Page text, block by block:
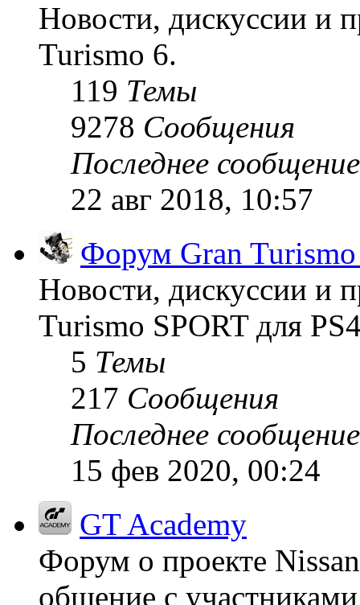
Новости, дискуссии и
Turismo 6.
119 Темы
9278 Сообщения
Последнее сообщение
22 авг 2018, 10:57
Форум Gran Turismo
Новости, дискуссии и
Turismo SPORT для
5 Темы
217 Сообщения
Последнее сообщение
15 фев 2020, 00:24
GT Academy
Форум о проекте
общение с